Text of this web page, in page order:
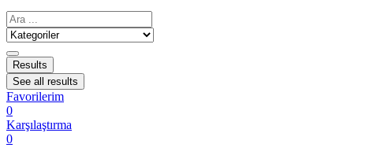
Results
See all results
Favorilerim
0
Karşılaştırma
0